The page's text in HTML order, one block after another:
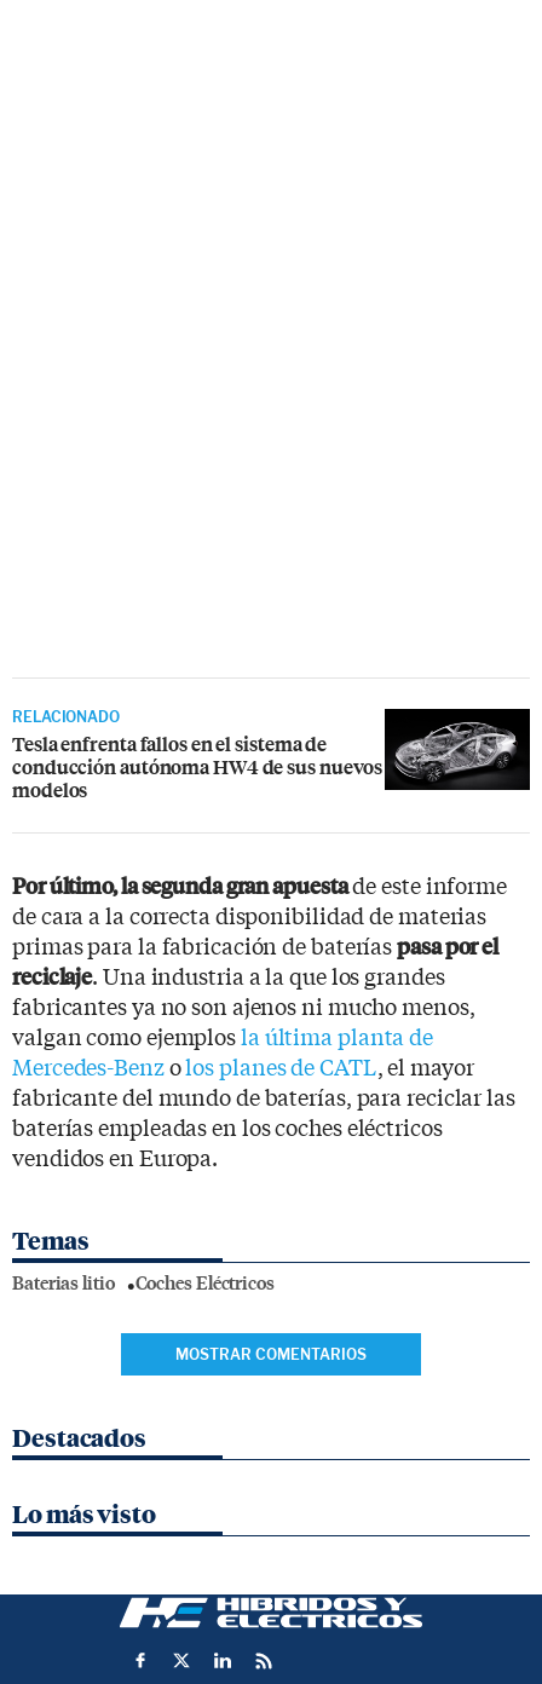
RELACIONADO
Tesla enfrenta fallos en el sistema de
conducción autónoma HW4 de sus nuevos
modelos
Por último, la segunda gran apuestade este informe
de cara a la correcta disponibilidad de materias
primas para la fabricación de bateríaspasa por el
reciclaje. Una industria a la que los grandes
fabricantes ya no son ajenos ni mucho menos,
valgan como ejemplosla última planta de
Mercedes-Benzolos planes de CATL, el mayor
fabricante del mundo de baterías, para reciclar las
baterías empleadas en los coches eléctricos
vendidos en Europa.
Temas
Baterias litio Coches Eléctricos
MOSTRAR COMENTARIOS
Destacados
Lo más visto